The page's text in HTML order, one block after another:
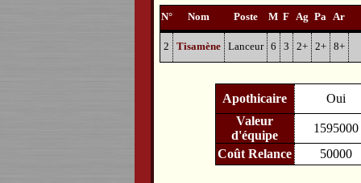
N° Nom Poste M F Ag Pa Ar
2 Tisamène Lanceur 6 3 2+ 2+ 8+
Apothicaire
Oui
Valeur
d'équipe
1595000
Coût Relance
50000